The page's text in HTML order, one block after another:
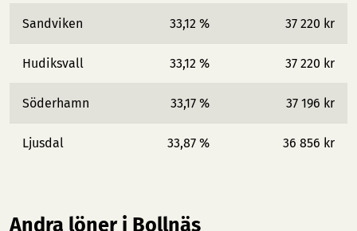
Sandviken 33,12 % 37 220 kr
Hudiksvall 33,12 % 37 220 kr
Söderhamn 33,17 % 37 196 kr
Ljusdal 33,87 % 36 856 kr
Andra löner i Bollnäs